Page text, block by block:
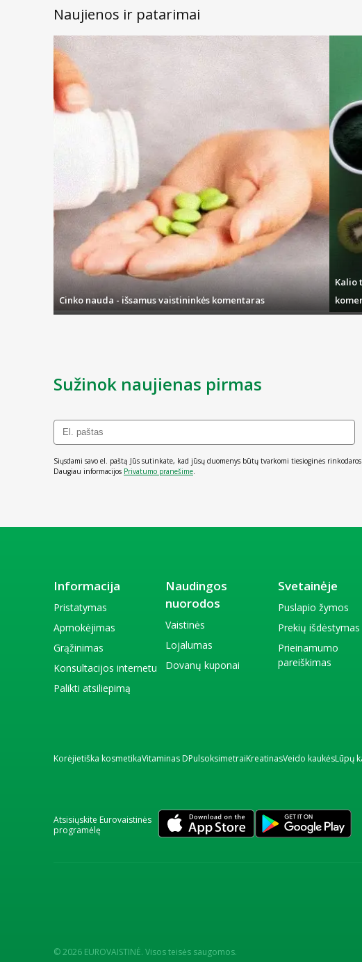
Naujienos ir patarimai
Cinko nauda - išsamus vaistininkės komentaras
Kalio
Sužinok naujienas pirmas
Siųsdami savo el. paštą Jūs sutinkate, kad jūsų duomenys būtų tvarkomi tiesioginės
Daugiau informacijos Privatumo pranešime
Informacija
Pristatymas
Apmokėjimas
Grąžinimas
Konsultacijos internetu
Palikti atsiliepimą
Naudingos
nuorodos
Vaistinės
Lojalumas
Dovanų kuponai
Svetainėje
Puslapio žymos
Prekių išdėstymas
Prieinamumo
pareiškimas
Korėjietiška kosmetikaVitaminas DPulsoksimetraiKreatinasVeido kaukėsLūpų
Atsisiųskite Eurovaistinės
programėlę
© 2026 EUROVAISTINĖ. Visos teisės saugomos.